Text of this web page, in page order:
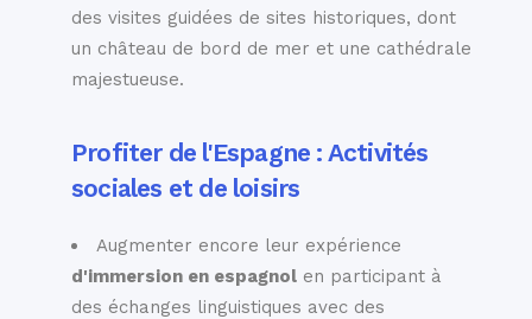
des visites guidées de sites historiques, dont
un château de bord de mer et une cathédrale
majestueuse.
Profiter de l'Espagne : Activités
sociales et de loisirs
Augmenter encore leur expérience
d'immersion en espagnol en participant à
des échanges linguistiques avec des